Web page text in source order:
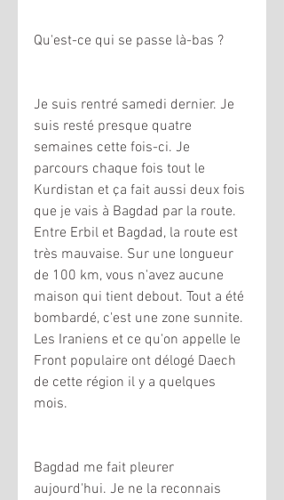
Qu'est-ce qui se passe là-bas ?
Je suis rentré samedi dernier. Je
suis resté presque quatre
semaines cette fois-ci. Je
parcours chaque fois tout le
Kurdistan et ça fait aussi deux fois
que je vais à Bagdad par la route.
Entre Erbil et Bagdad, la route est
très mauvaise. Sur une longueur
de 100 km, vous n'avez aucune
maison qui tient debout. Tout a été
bombardé, c'est une zone sunnite.
Les Iraniens et ce qu'on appelle le
Front populaire ont délogé Daech
de cette région il y a quelques
mois.
Bagdad me fait pleurer
aujourd'hui. Je ne la reconnais